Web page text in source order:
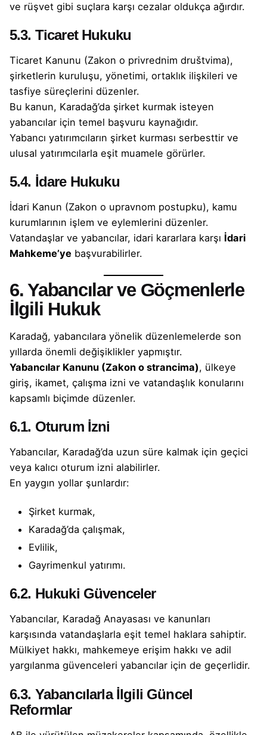
ve rüşvet gibi suçlara karşı cezalar oldukça ağırdır.
5.3. Ticaret Hukuku
Ticaret Kanunu (Zakon o privrednim društvima),
şirketlerin kuruluşu, yönetimi, ortaklık ilişkileri ve
tasfiye süreçlerini düzenler.
Bu kanun, Karadağ’da şirket kurmak isteyen
yabancılar için temel başvuru kaynağıdır.
Yabancı yatırımcıların şirket kurması serbesttir ve
ulusal yatırımcılarla eşit muamele görürler.
5.4. İdare Hukuku
İdari Kanun (Zakon o upravnom postupku), kamu
kurumlarının işlem ve eylemlerini düzenler.
Vatandaşlar ve yabancılar, idari kararlara karşı İdari
Mahkeme’ye başvurabilirler.
6. Yabancılar ve Göçmenlerle
İlgili Hukuk
Karadağ, yabancılara yönelik düzenlemelerde son
yıllarda önemli değişiklikler yapmıştır.
Yabancılar Kanunu (Zakon o strancima), ülkeye
giriş, ikamet, çalışma izni ve vatandaşlık konularını
kapsamlı biçimde düzenler.
6.1. Oturum İzni
Yabancılar, Karadağ’da uzun süre kalmak için geçici
veya kalıcı oturum izni alabilirler.
En yaygın yollar şunlardır:
Şirket kurmak,
Karadağ’da çalışmak,
Evlilik,
Gayrimenkul yatırımı.
6.2. Hukuki Güvenceler
Yabancılar, Karadağ Anayasası ve kanunları
karşısında vatandaşlarla eşit temel haklara sahiptir.
Mülkiyet hakkı, mahkemeye erişim hakkı ve adil
yargılanma güvenceleri yabancılar için de geçerlidir.
6.3. Yabancılarla İlgili Güncel
Reformlar